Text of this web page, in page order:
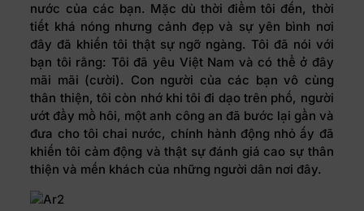
nước của các bạn. Mặc dù thời điểm tôi đến, thời
tiết khá nóng nhưng cảnh đẹp và sự yên bình nơi
đây đã khiến tôi thật sự ngỡ ngàng. Tôi đã nói với
bạn tôi rằng: Tôi đã yêu Việt Nam và có thể ở đây
mãi mãi (cười). Con người của các bạn vô cùng
thân thiện, tôi còn nhớ khi tôi đi dạo trên phố, người
ướt đầy mồ hôi, một anh công an đã bước lại gần và
đưa cho tôi chai nước, chính hành động nhỏ ấy đã
khiến tôi cảm động và thật sự đánh giá cao sự thân
thiện và mến khách của những người dân nơi đây.